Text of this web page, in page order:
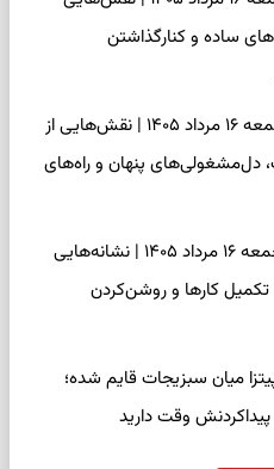
ساده و کنارگذاشتن
فال قهوه امروز جمعه ۱۶ مرداد ۱۴۰۵ | نقش‌هایی از
دل‌مشغولی‌های پنهان و راه‌های
فال شمع امروز جمعه ۱۶ مرداد ۱۴۰۵ | نشانه‌هایی
کارها و روشن‌کردن
میان سبزیجات قایم شده؛